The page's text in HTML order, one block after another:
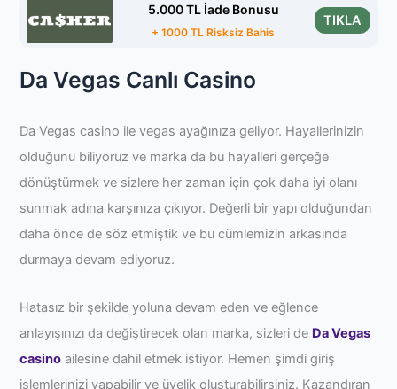
5.000 TL İade Bonusu
+ 1000 TL Risksiz Bahis
TIKLA
Da Vegas Canlı Casino
Da Vegas casino ile vegas ayağınıza geliyor. Hayallerinizin
olduğunu biliyoruz ve marka da bu hayalleri gerçeğe
dönüştürmek ve sizlere her zaman için çok daha iyi olanı
sunmak adına karşınıza çıkıyor. Değerli bir yapı olduğundan
daha önce de söz etmiştik ve bu cümlemizin arkasında
durmaya devam ediyoruz.
Hatasız bir şekilde yoluna devam eden ve eğlence
anlayışınızı da değiştirecek olan marka, sizleri de Da Vegas
casino ailesine dahil etmek istiyor. Hemen şimdi giriş
işlemlerinizi yapabilir ve üyelik oluşturabilirsiniz. Kazandıran